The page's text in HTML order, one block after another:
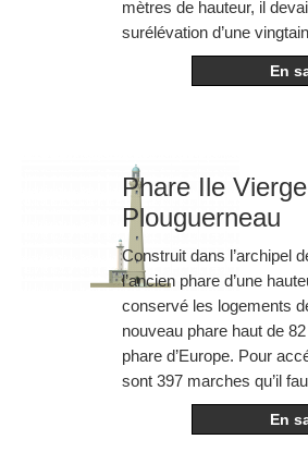
mètres de hauteur, il
surélévation d’une
En
Phare Ile
Plouguerneau
Construit dans l’archipel
l’ancien phare d’une
conservé les logements
nouveau phare haut de
phare d’Europe. Pour
sont 397 marches qu’il
En